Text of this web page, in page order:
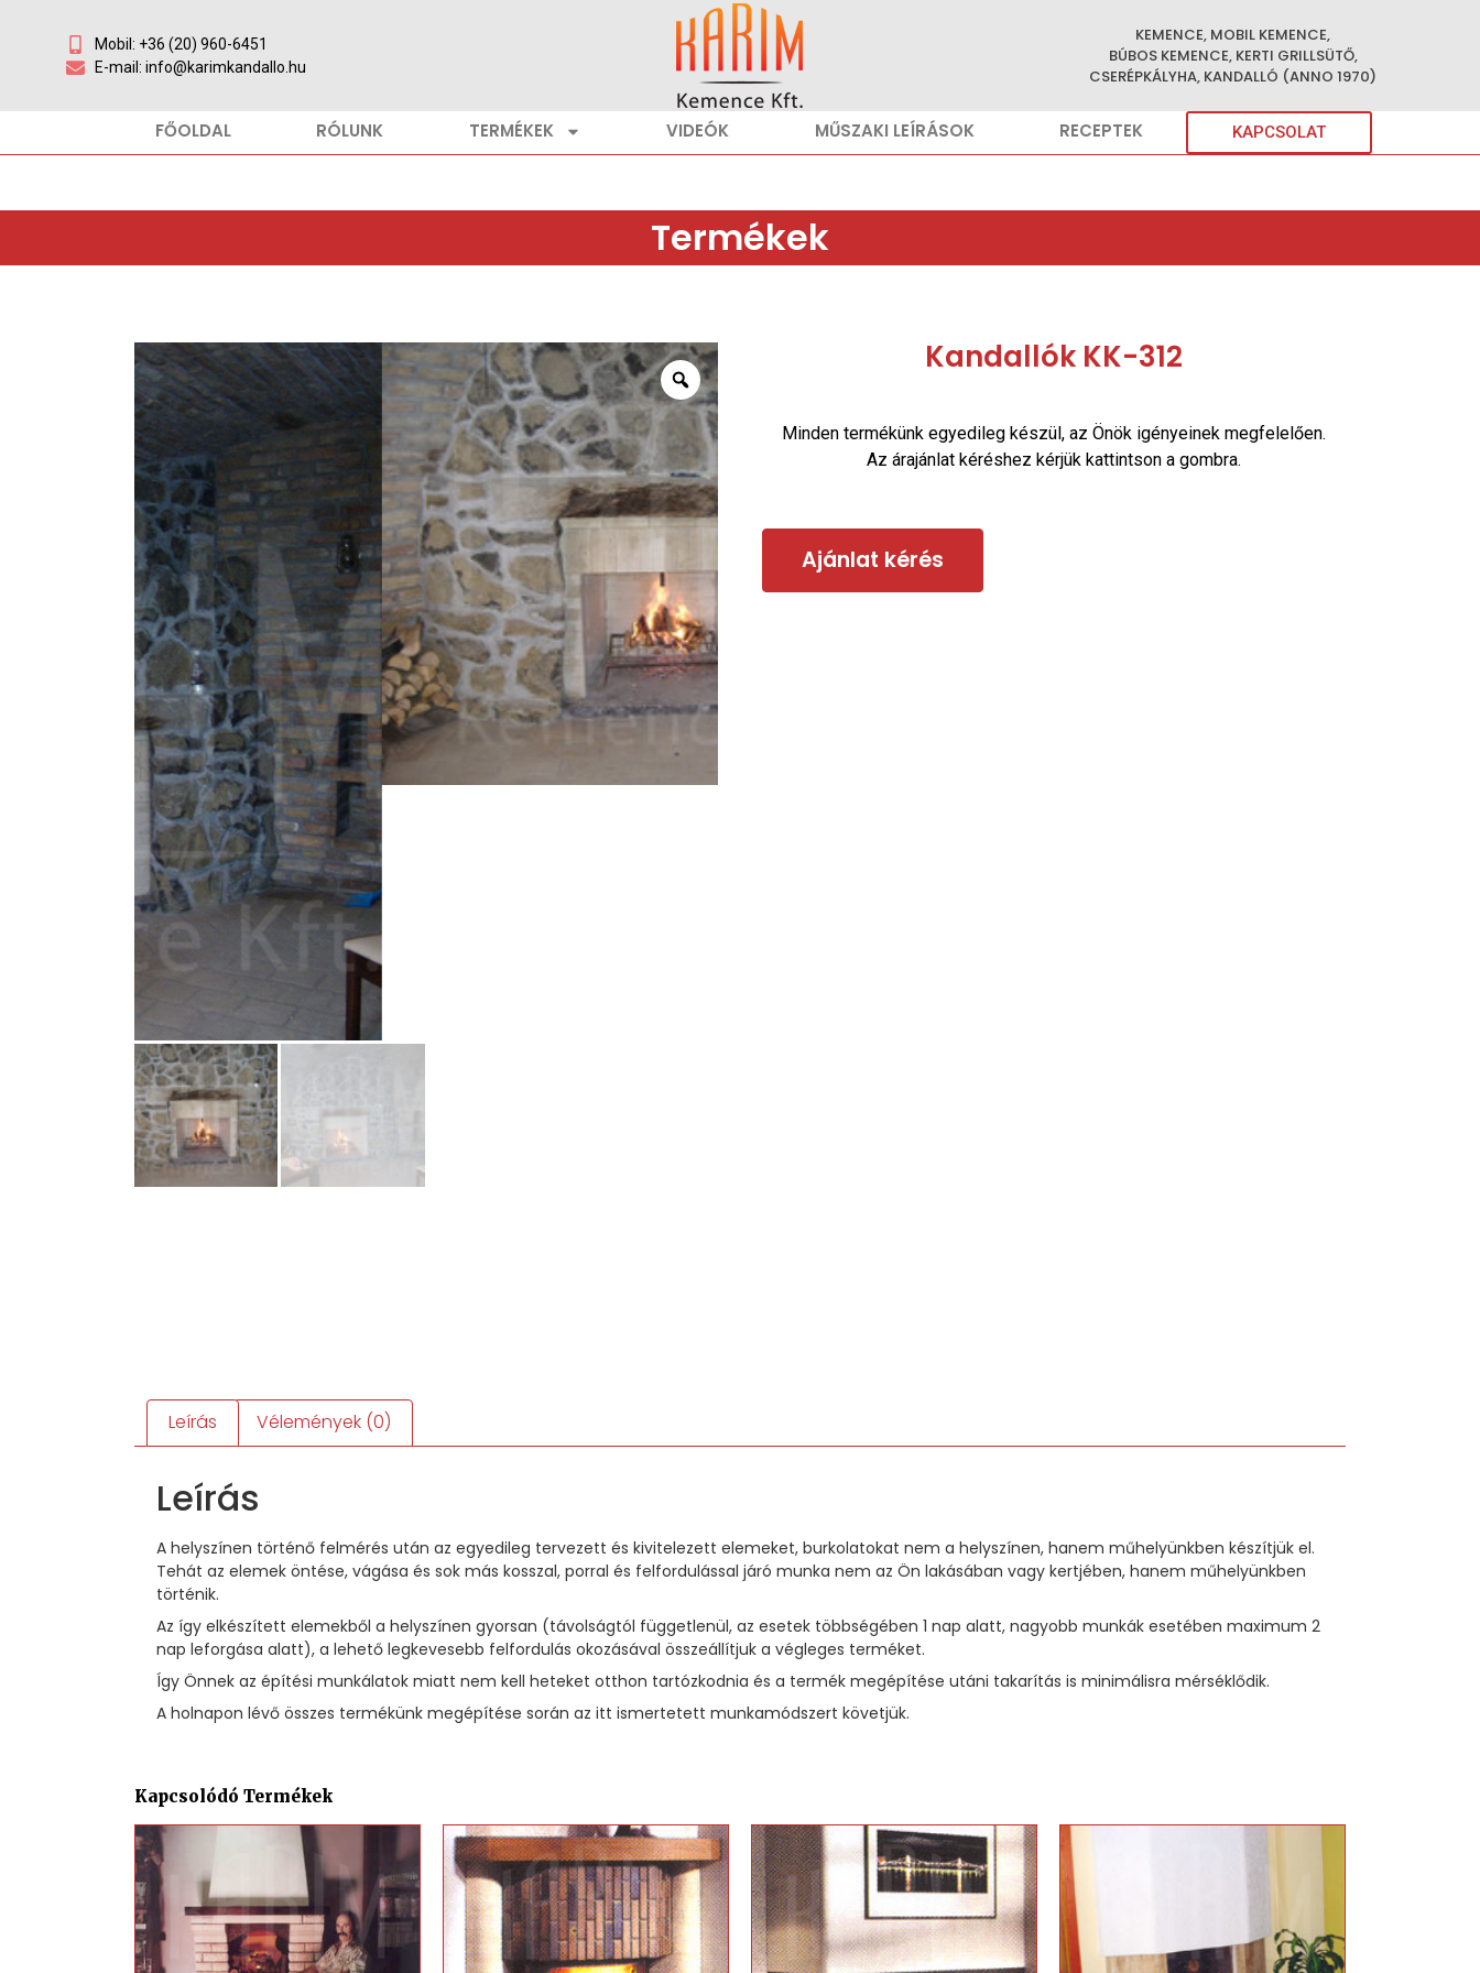
Mobil: +36 (20) 960-6451
E-mail: info@karimkandallo.hu
KEMENCE, MOBIL KEMENCE,
BÚBOS KEMENCE, KERTI GRILLSÜTŐ,
CSERÉPKÁLYHA, KANDALLÓ (ANNO 1970)
FŐOLDAL RÓLUNK TERMÉKEK VIDEÓK MŰSZAKI LEÍRÁSOK RECEPTEK KAPCSOLAT
Termékek
Kandallók KK-312
Minden termékünk egyedileg készül, az Önök igényeinek megfelelően.
Az árajánlat kéréshez kérjük kattintson a gombra.
Ajánlat kérés
Leírás Vélemények (0)
Leírás
A helyszínen történő felmérés után az egyedileg tervezett és kivitelezett elemeket, burkolatokat nem a helyszínen, hanem műhelyünkben készítjük el.
Tehát az elemek öntése, vágása és sok más kosszal, porral és felfordulással járó munka nem az Ön lakásában vagy kertjében, hanem műhelyünkben
történik.
Az így elkészített elemekből a helyszínen gyorsan (távolságtól függetlenül, az esetek többségében 1 nap alatt, nagyobb munkák esetében maximum 2
nap leforgása alatt), a lehető legkevesebb felfordulás okozásával összeállítjuk a végleges terméket.
Így Önnek az építési munkálatok miatt nem kell heteket otthon tartózkodnia és a termék megépítése utáni takarítás is minimálisra mérséklődik.
A holnapon lévő összes termékünk megépítése során az itt ismertetett munkamódszert követjük.
Kapcsolódó Termékek